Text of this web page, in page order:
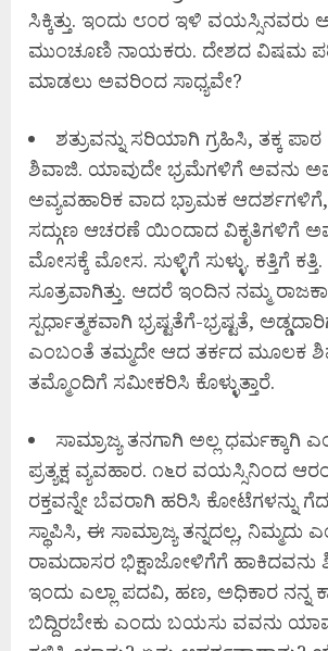
ಸಿಕ್ಕಿತ್ತು. ಇಂದು ೮೦ರ ಇಳಿ ವಯಸ್ಸಿನವರು
ಮುಂಚೂಣಿ ನಾಯಕರು. ದೇಶದ ವಿಷಮ
ಮಾಡಲು ಅವರಿಂದ ಸಾಧ್ಯವೇ?
ಶತ್ರುವನ್ನು ಸರಿಯಾಗಿ ಗ್ರಹಿಸಿ, ತಕ್ಕ
ಶಿವಾಜಿ. ಯಾವುದೇ ಭ್ರಮೆಗಳಿಗೆ ಅವನು
ಅವ್ಯವಹಾರಿಕ ವಾದ ಭ್ರಾಮಕ
ಸದ್ಗುಣ ಆಚರಣೆ ಯಿಂದಾದ ವಿಕೃತಿಗಳಿಗೆ
ಮೋಸಕ್ಕೆ ಮೋಸ. ಸುಳ್ಳಿಗೆ ಸುಳ್ಳು. ಕತ್ತಿಗೆ
ಸೂತ್ರವಾಗಿತ್ತು. ಆದರೆ ಇಂದಿನ ನಮ್ಮ
ಸ್ಪರ್ಧಾತ್ಮಕವಾಗಿ ಭ್ರಷ್ಟತೆಗೆ-ಭ್ರಷ್ಟತೆ,
ಎಂಬಂತೆ ತಮ್ಮದೇ ಆದ ತರ್ಕದ ಮೂಲಕ
ತಮ್ಮೊಂದಿಗೆ ಸಮೀಕರಿಸಿ ಕೊಳ್ಳುತ್ತಾರೆ.
ಸಾಮ್ರಾಜ್ಯ ತನಗಾಗಿ ಅಲ್ಲ ಧರ್ಮಕ್ಕಾಗಿ
ಪ್ರತ್ಯಕ್ಷ ವ್ಯವಹಾರ. ೧೬ರ ವಯಸ್ಸಿನಿಂದ
ರಕ್ತವನ್ನೇ ಬೆವರಾಗಿ ಹರಿಸಿ ಕೋಟೆಗಳನ್ನು
ಸ್ಥಾಪಿಸಿ, ಈ ಸಾಮ್ರಾಜ್ಯ ತನ್ನದಲ್ಲ,
ರಾಮದಾಸರ ಭಿಕ್ಷಾಜೋಳಿಗೆಗೆ ಹಾಕಿದವನು
ಇಂದು ಎಲ್ಲಾ ಪದವಿ, ಹಣ, ಅಧಿಕಾರ ನನ್ನ
ಬಿದ್ದಿರಬೇಕು ಎಂದು ಬಯಸು ವವನು